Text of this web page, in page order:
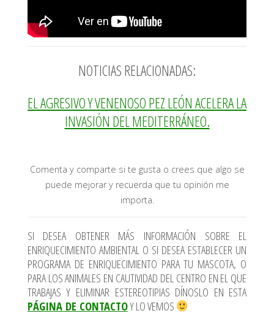
NOTICIAS RELACIONADAS:
EL AGRESIVO Y VENENOSO PEZ LEÓN ACELERA LA
INVASIÓN DEL MEDITERRÁNEO.
Comenta y comparte si te gusta o crees que algo se
puede mejorar y recuerda que tu opinión me
importa.
SI DESEA OBTENER MÁS INFORMACIÓN SOBRE EL
ENRIQUECIMIENTO AMBIENTAL O SI DESEA ESTABLECER UN
PROGRAMA DE ENRIQUECIMIENTO PARA TU MASCOTA, O
PARA LOS ANIMALES EN CAUTIVIDAD DEL CENTRO EN EL QUE
TRABAJAS Y ELIMINAR ESTEREOTIPIAS DÍNOSLO EN ESTA
PÁGINA DE CONTACTOY LO VEMOS